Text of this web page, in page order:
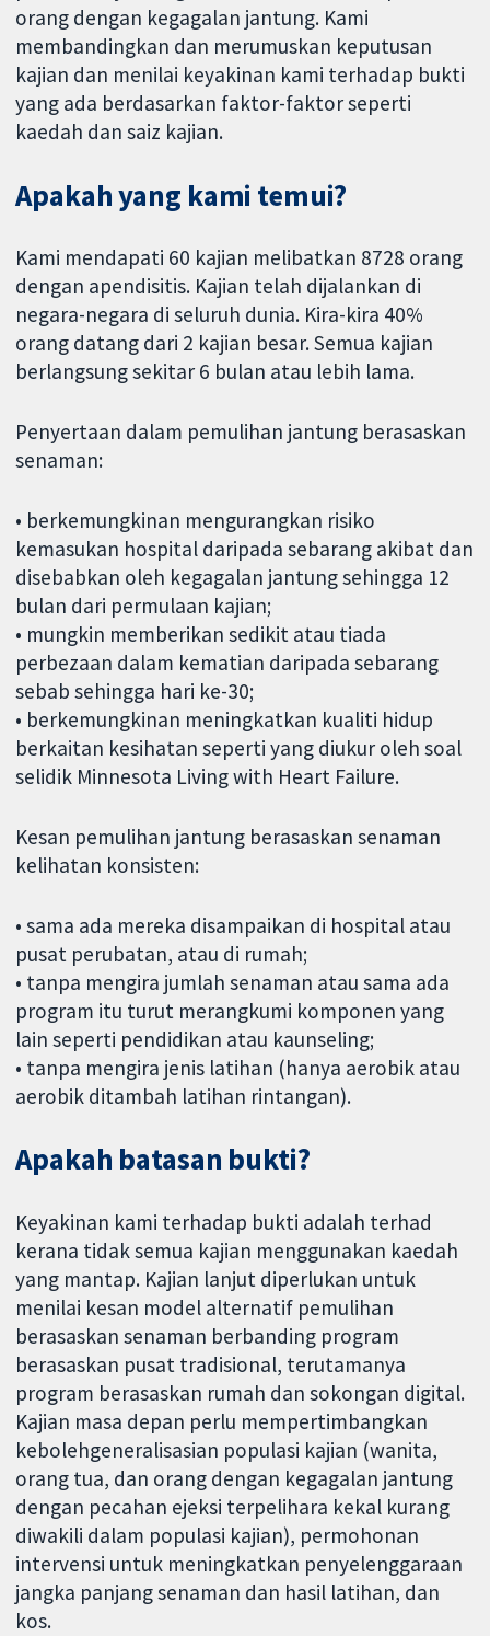
orang dengan kegagalan jantung. Kami
membandingkan dan merumuskan keputusan
kajian dan menilai keyakinan kami terhadap bukti
yang ada berdasarkan faktor-faktor seperti
kaedah dan saiz kajian.
Apakah yang kami temui?
Kami mendapati 60 kajian melibatkan 8728 orang
dengan apendisitis. Kajian telah dijalankan di
negara-negara di seluruh dunia. Kira-kira 40%
orang datang dari 2 kajian besar. Semua kajian
berlangsung sekitar 6 bulan atau lebih lama.
Penyertaan dalam pemulihan jantung berasaskan
senaman:
• berkemungkinan mengurangkan risiko
kemasukan hospital daripada sebarang akibat dan
disebabkan oleh kegagalan jantung sehingga 12
bulan dari permulaan kajian;
• mungkin memberikan sedikit atau tiada
perbezaan dalam kematian daripada sebarang
sebab sehingga hari ke-30;
• berkemungkinan meningkatkan kualiti hidup
berkaitan kesihatan seperti yang diukur oleh soal
selidik Minnesota Living with Heart Failure.
Kesan pemulihan jantung berasaskan senaman
kelihatan konsisten:
• sama ada mereka disampaikan di hospital atau
pusat perubatan, atau di rumah;
• tanpa mengira jumlah senaman atau sama ada
program itu turut merangkumi komponen yang
lain seperti pendidikan atau kaunseling;
• tanpa mengira jenis latihan (hanya aerobik atau
aerobik ditambah latihan rintangan).
Apakah batasan bukti?
Keyakinan kami terhadap bukti adalah terhad
kerana tidak semua kajian menggunakan kaedah
yang mantap. Kajian lanjut diperlukan untuk
menilai kesan model alternatif pemulihan
berasaskan senaman berbanding program
berasaskan pusat tradisional, terutamanya
program berasaskan rumah dan sokongan digital.
Kajian masa depan perlu mempertimbangkan
kebolehgeneralisasian populasi kajian (wanita,
orang tua, dan orang dengan kegagalan jantung
dengan pecahan ejeksi terpelihara kekal kurang
diwakili dalam populasi kajian), permohonan
intervensi untuk meningkatkan penyelenggaraan
jangka panjang senaman dan hasil latihan, dan
kos.